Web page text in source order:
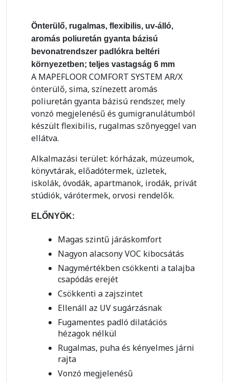
Önterülő, rugalmas, flexibilis, uv-álló,
aromás poliuretán gyanta bázisú
bevonatrendszer padlókra beltéri
környezetben; teljes vastagság 6 mm
A MAPEFLOOR COMFORT SYSTEM AR/X
önterülő, sima, színezett aromás
poliuretán gyanta bázisú rendszer, mely
vonzó megjelenésű és gumigranulátumból
készült flexibilis, rugalmas szőnyeggel van
ellátva.
Alkalmazási terület: kórházak, múzeumok,
könyvtárak, előadótermek, üzletek,
iskolák, óvodák, apartmanok, irodák, privát
stúdiók, várótermek, orvosi rendelők.
ELŐNYÖK:
Magas szintű járáskomfort
Nagyon alacsony VOC kibocsátás
Nagymértékben csökkenti a talajba
csapódás erejét
Csökkenti a zajszintet
Ellenáll az UV sugárzásnak
Fugamentes padló dilatációs
hézagok nélkül
Rugalmas, puha és kényelmes járni
rajta
Vonzó megjelenésű